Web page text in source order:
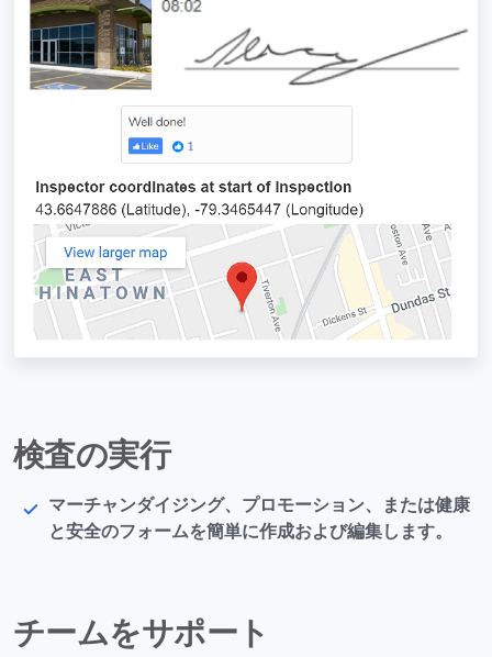
検査の実行
マーチャンダイジング、プロモーション、または健康
と安全のフォームを簡単に作成および編集します。
チームをサポート